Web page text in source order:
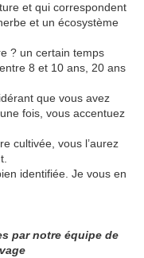
et qui correspondent
et un écosystème
? un certain temps
8 et 10 ans, 20 ans
que vous avez
fois, vous accentuez
cultivée, vous l’aurez
identifiée. Je vous en
par notre équipe de